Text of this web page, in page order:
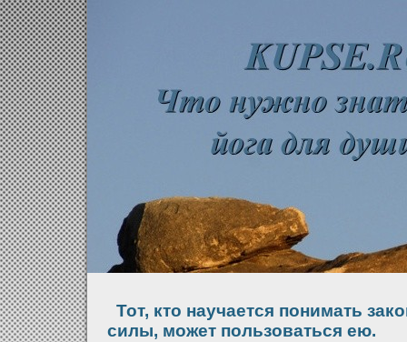
Тот, кто научается понимать
силы, может пользоваться ею.